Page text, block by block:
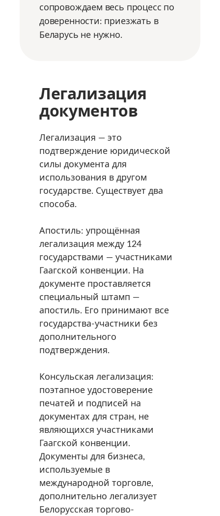
сопровождаем весь процесс по
доверенности: приезжать в
Беларусь не нужно.
Легализация
документов
Легализация — это
подтверждение юридической
силы документа для
использования в другом
государстве. Существует два
способа.
Апостиль: упрощённая
легализация между 124
государствами — участниками
Гаагской конвенции. На
документе проставляется
специальный штамп —
апостиль. Его принимают все
государства-участники без
дополнительного
подтверждения.
Консульская легализация:
поэтапное удостоверение
печатей и подписей на
документах для стран, не
являющихся участниками
Гаагской конвенции.
Документы для бизнеса,
используемые в
международной торговле,
дополнительно легализует
Белорусская торгово-